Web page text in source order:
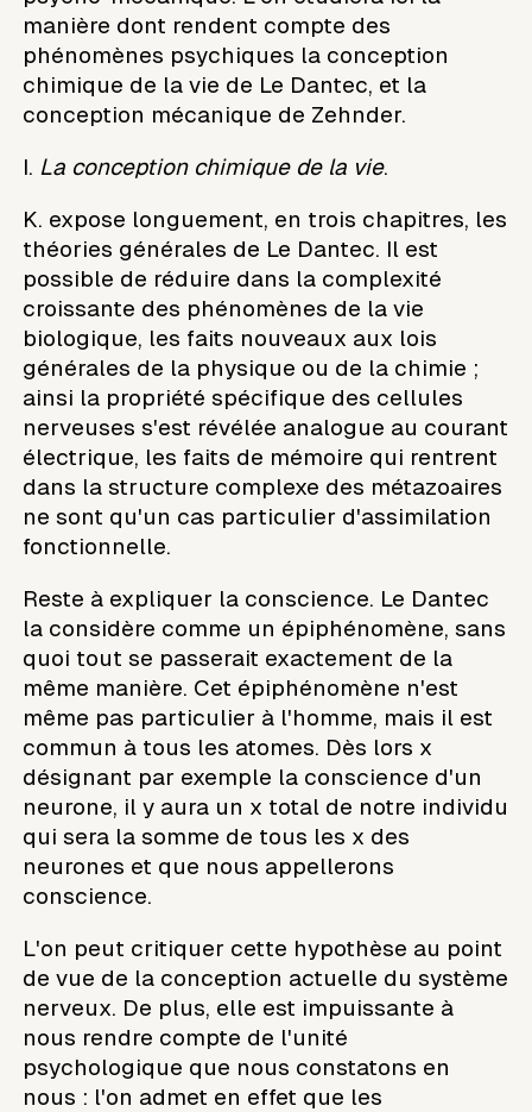
manière dont rendent compte des
phénomènes psychiques la conception
chimique de la vie de Le Dantec, et la
conception mécanique de Zehnder.
I. La conception chimique de la vie.
K. expose longuement, en trois chapitres, les
théories générales de Le Dantec. Il est
possible de réduire dans la complexité
croissante des phénomènes de la vie
biologique, les faits nouveaux aux lois
générales de la physique ou de la chimie ;
ainsi la propriété spécifique des cellules
nerveuses s'est révélée analogue au courant
électrique, les faits de mémoire qui rentrent
dans la structure complexe des métazoaires
ne sont qu'un cas particulier d'assimilation
fonctionnelle.
Reste à expliquer la conscience. Le Dantec
la considère comme un épiphénomène, sans
quoi tout se passerait exactement de la
même manière. Cet épiphénomène n'est
même pas particulier à l'homme, mais il est
commun à tous les atomes. Dès lors x
désignant par exemple la conscience d'un
neurone, il y aura un x total de notre individu
qui sera la somme de tous les x des
neurones et que nous appellerons
conscience.
L'on peut critiquer cette hypothèse au point
de vue de la conception actuelle du système
nerveux. De plus, elle est impuissante à
nous rendre compte de l'unité
psychologique que nous constatons en
nous : l'on admet en effet que les